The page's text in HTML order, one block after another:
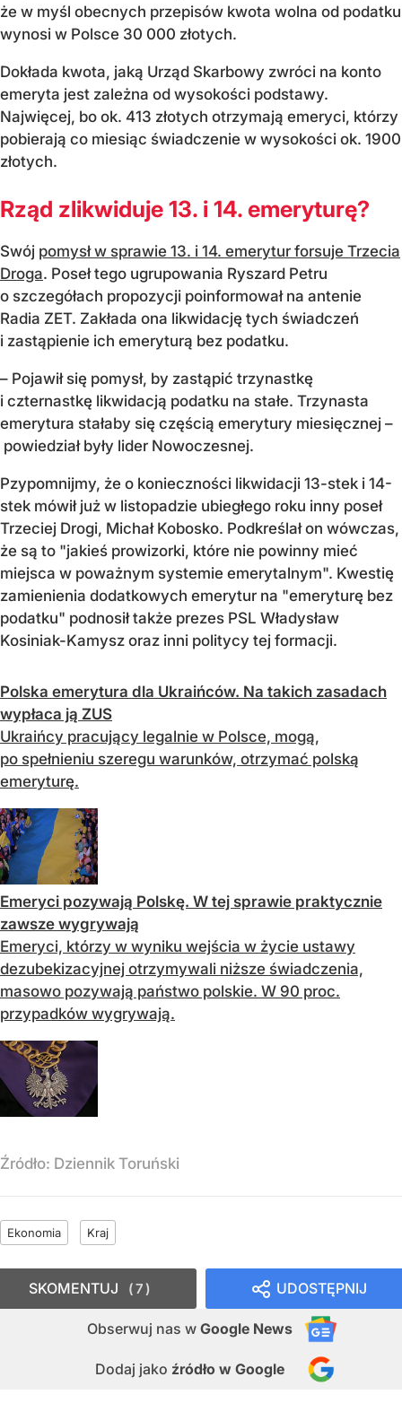
że w myśl obecnych przepisów kwota wolna od podatku
wynosi w Polsce 30 000 złotych.
Dokłada kwota, jaką Urząd Skarbowy zwróci na konto
emeryta jest zależna od wysokości podstawy.
Najwięcej, bo ok. 413 złotych otrzymają emeryci, którzy
pobierają co miesiąc świadczenie w wysokości ok. 1900
złotych.
Rząd zlikwiduje 13. i 14. emeryturę?
Swój pomysł w sprawie 13. i 14. emerytur forsuje Trzecia
Droga. Poseł tego ugrupowania Ryszard Petru
o szczegółach propozycji poinformował na antenie
Radia ZET. Zakłada ona likwidację tych świadczeń
i zastąpienie ich emeryturą bez podatku.
– Pojawił się pomysł, by zastąpić trzynastkę
i czternastkę likwidacją podatku na stałe. Trzynasta
emerytura stałaby się częścią emerytury miesięcznej –
powiedział były lider Nowoczesnej.
Pzypomnijmy, że o konieczności likwidacji 13-stek i 14-
stek mówił już w listopadzie ubiegłego roku inny poseł
Trzeciej Drogi, Michał Kobosko. Podkreślał on wówczas,
że są to "jakieś prowizorki, które nie powinny mieć
miejsca w poważnym systemie emerytalnym". Kwestię
zamienienia dodatkowych emerytur na "emeryturę bez
podatku" podnosił także prezes PSL Władysław
Kosiniak-Kamysz oraz inni politycy tej formacji.
Polska emerytura dla Ukraińców. Na takich zasadach
wypłaca ją ZUS
Ukraińcy pracujący legalnie w Polsce, mogą,
po spełnieniu szeregu warunków, otrzymać polską
emeryturę.
Emeryci pozywają Polskę. W tej sprawie praktycznie
zawsze wygrywają
Emeryci, którzy w wyniku wejścia w życie ustawy
dezubekizacyjnej otrzymywali niższe świadczenia,
masowo pozywają państwo polskie. W 90 proc.
przypadków wygrywają.
Źródło: Dziennik Toruński
Ekonomia Kraj
UDOSTĘPNIJ
Obserwuj nas w Google News
Dodaj jako źródło w Google
SKOMENTUJ 7